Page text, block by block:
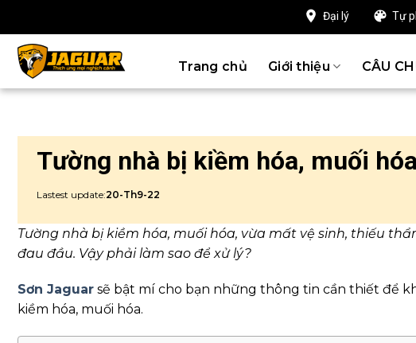
dung
Đại lý Tự
Trang chủ Giới thiệu CÂU
Tường nhà bị kiềm hóa, muối
Lastest update:20-Th9-22
Tường nhà bị kiềm hóa, muối hóa, vừa mất vệ sinh, thiếu
đau đầu. Vậy phải làm sao để xử lý?
Sơn Jaguar sẽ bật mí cho bạn những thông tin cần thiết để
kiềm hóa, muối hóa.